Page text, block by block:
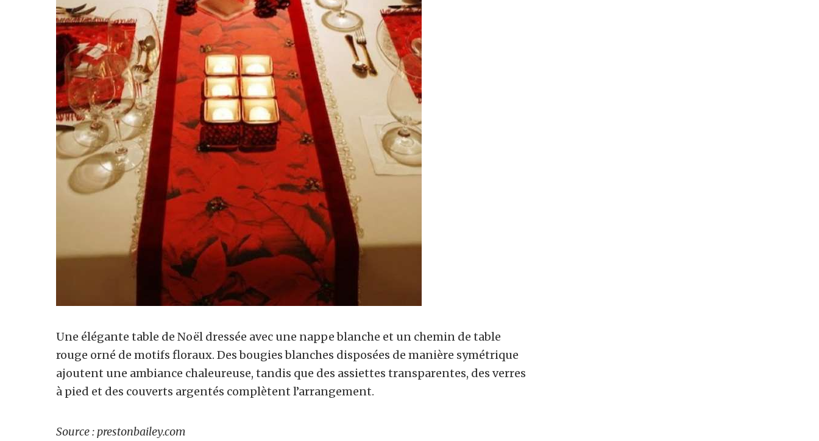
Une élégante table de Noël dressée avec une nappe blanche et un chemin de table
rouge orné de motifs floraux. Des bougies blanches disposées de manière symétrique
ajoutent une ambiance chaleureuse, tandis que des assiettes transparentes, des verres
à pied et des couverts argentés complètent l’arrangement.
Source : prestonbailey.com